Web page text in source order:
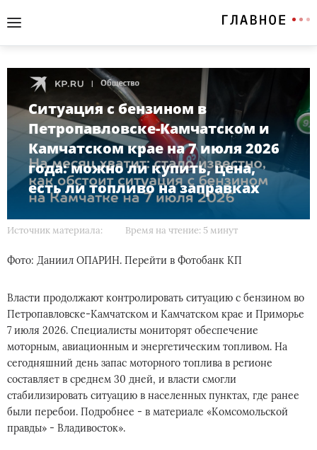
Ситуация с бензином в
Петропавловске-Камчатском и
Камчатском крае на 7 июля 2026
года: можно ли купить, цена,
есть ли топливо на заправках
Источник материала: Время на чтение: 5 минут
Фото: Даниил ОПАРИН. Перейти в Фотобанк КП
Власти продолжают контролировать ситуацию с бензином во
Петропавловске-Камчатском и Камчатском крае и Приморье
7 июля 2026. Специалисты мониторят обеспечение
моторным, авиационным и энергетическим топливом. На
сегодняшний день запас моторного топлива в регионе
составляет в среднем 30 дней, и власти смогли
стабилизировать ситуацию в населенных пунктах, где ранее
были перебои. Подробнее - в материале «Комсомольской
правды» - Владивосток».